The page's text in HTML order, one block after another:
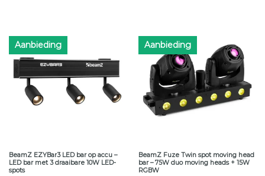
Aanbieding
BeamZ EZYBar3 LED bar op accu –
LED bar met 3 draaibare 10W LED-
spots
Aanbieding
BeamZ Fuze Twin spot moving head
bar – 75W duo moving heads + 15W
RGBW